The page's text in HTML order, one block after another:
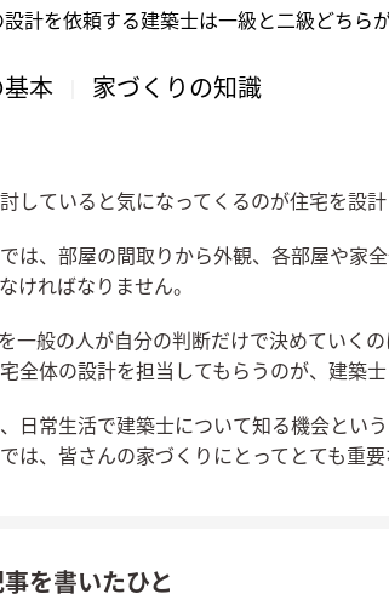
基本 家づくりの知識
していると気になってくるのが住宅を設計
は、部屋の間取りから外観、各部屋や家
ければなりません。
一般の人が自分の判断だけで決めていく
全体の設計を担当してもらうのが、建築士
日常生活で建築士について知る機会とい
は、皆さんの家づくりにとってとても重要
事を書いたひと